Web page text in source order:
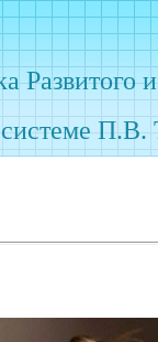
Развитогои
П.В.